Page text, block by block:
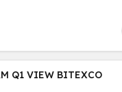
Q1 VIEW BITEXCO